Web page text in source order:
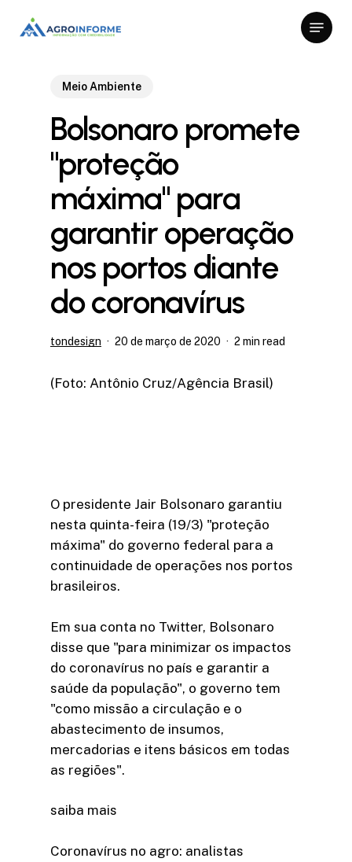
Menu
Meio Ambiente
Bolsonaro promete
"proteção
máxima" para
garantir operação
nos portos diante
do coronavírus
tondesign 20 de março de 2020 2 min read
(Foto: Antônio Cruz/Agência Brasil)
O presidente Jair Bolsonaro garantiu
nesta quinta-feira (19/3) "proteção
máxima" do governo federal para a
continuidade de operações nos portos
brasileiros.
Em sua conta no Twitter, Bolsonaro
disse que "para minimizar os impactos
do coronavírus no país e garantir a
saúde da população", o governo tem
"como missão a circulação e o
abastecimento de insumos,
mercadorias e itens básicos em todas
as regiões".
saiba mais
Coronavírus no agro: analistas